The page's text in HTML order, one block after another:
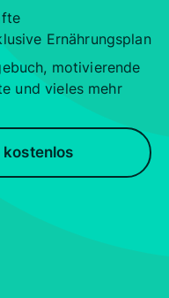
Ernährungsplan
motivierende
und vieles mehr
kostenlos